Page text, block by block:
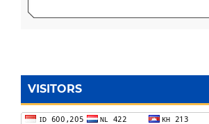
VISITORS